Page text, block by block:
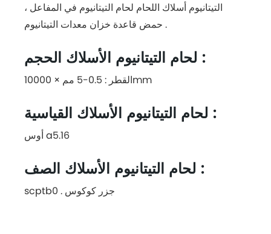
التيتانيوم أسلاك اللحام لحام التيتانيوم في المفاعل ،
حمض قاعدة خزان معدات التيتانيوم .
لحام التيتانيوم الأسلاك الحجم :
القطر : 0.5-5 مم × 10000mm
لحام التيتانيوم الأسلاك القياسية :
أوس a5.16
لحام التيتانيوم الأسلاك الصف :
scptb0 . جزر كوكوس